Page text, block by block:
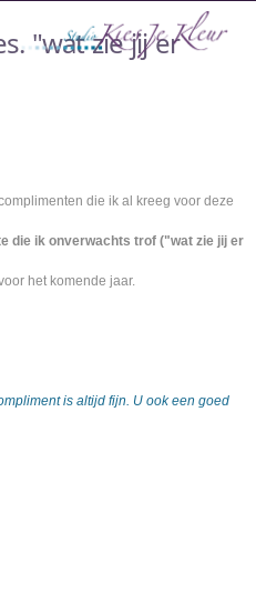
"wat zie jij er
die ik al kreeg voor deze
die ik onverwachts trof ("wat zie jij er
het komende jaar.
is altijd fijn. U ook een goed